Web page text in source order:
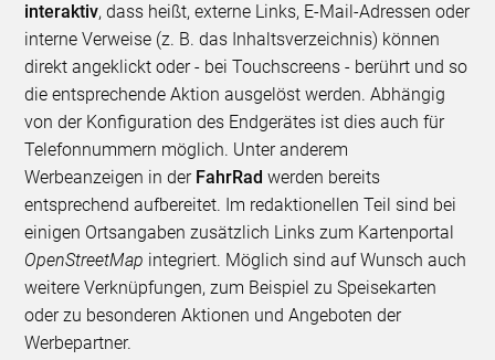
interaktiv, dass heißt, externe Links, E-Mail-Adressen oder
interne Verweise (z. B. das Inhaltsverzeichnis) können
direkt angeklickt oder - bei Touchscreens - berührt und so
die entsprechende Aktion ausgelöst werden. Abhängig
von der Konfiguration des Endgerätes ist dies auch für
Telefonnummern möglich. Unter anderem
Werbeanzeigen in der FahrRad werden bereits
entsprechend aufbereitet. Im redaktionellen Teil sind bei
einigen Ortsangaben zusätzlich Links zum Karten­portal
OpenStreetMap integriert. Möglich sind auf Wunsch auch
weitere Verknüpfungen, zum Beispiel zu Speisekarten
oder zu beson­deren Aktionen und Angeboten der
Werbepartner.